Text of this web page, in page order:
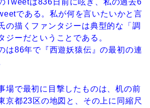
Tweetは836日前に呟き、私の過去6
である。私が何を言いたいかと言
の描くファンタジーは典型的な「調
ジーだということである。
は86年で『西遊妖猿伝』の最初の連
場で最初に目撃したものは、机の前
京都23区の地図と、その上に同縮尺